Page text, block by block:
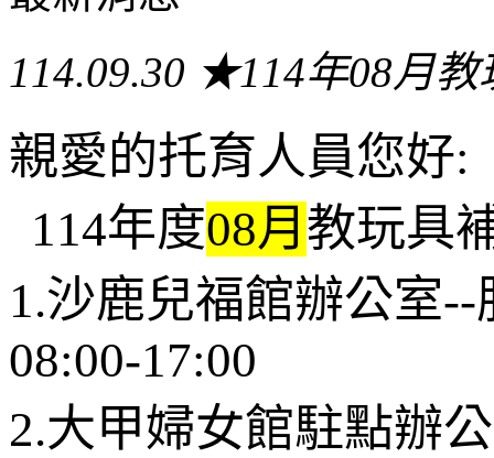
114.09.30 ★114年08月教
親愛的托育人員您好:
114年度08月 教玩具
1.沙鹿兒福館辦公室
08:00-17:00
2.大甲婦女館駐點辦